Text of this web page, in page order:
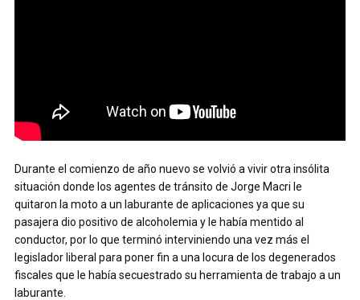
Durante el comienzo de año nuevo se volvió a vivir otra insólita
situación donde los agentes de tránsito de Jorge Macri le
quitaron la moto a un laburante de aplicaciones ya que su
pasajera dio positivo de alcoholemia y le había mentido al
conductor, por lo que terminó interviniendo una vez más el
legislador liberal para poner fin a una locura de los degenerados
fiscales que le había secuestrado su herramienta de trabajo a un
laburante.